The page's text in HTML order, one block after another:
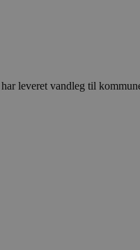
leveret vandleg til